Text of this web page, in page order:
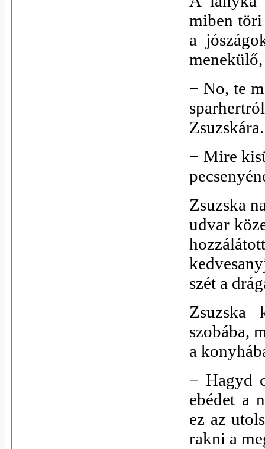
miben töri
a
menekülő,
− No, te
Zsuzskára.
− Mire
Zsuzska
udvar
szét a
Zsuzska
szobába,
a
−Hagyd
ebédet a
ez az
rakni a